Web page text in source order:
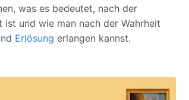
was es bedeutet, nach der
und wie man nach der Wahrheit
Erlösung erlangen kannst.